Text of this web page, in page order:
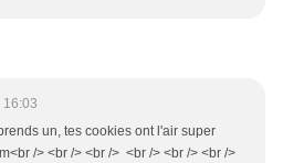
16:03
un, tes cookies ont l'air super
/> <br /> <br /> <br /> <br /> <br />